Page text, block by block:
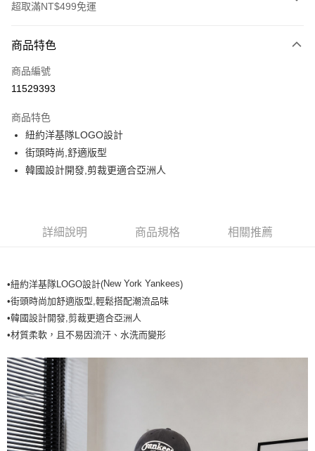
超取滿NT$499免運
信用卡一次付款
超商取貨付款
Apple Pay
街口支付
全家取貨付款<未取貨列黑名單/不支援離島取退>
全家取貨<不支援離島取退>
每筆NT$60，滿NT$499(含以上)免運費
7-11取貨付款<未取貨列黑名單/不支援離島取退>
7-11取貨<不支援離島取退>
每筆NT$60，滿NT$499(含以上)免運費
宅配滿699免運
每筆NT$80，滿NT$699(含以上)免運費
商品特色
商品編號
11529393
商品特色
紐約洋基隊LOGO設計
街頭時尚,舒適版型
韓國設計開發,剪裁更適合亞洲人
詳細說明 商品規格 相關推薦
•紐約洋基隊LOGO設計(New York Yankees)
•街頭時尚加舒適版型,輕鬆搭配潮流品味
•韓國設計開發,剪裁更適合亞洲人
•材質柔軟，且不易因流汗、水洗而變形